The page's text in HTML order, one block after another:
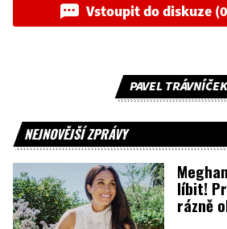
Vstoupit do diskuze
PAVEL TRÁVNÍČEK
NEJNOVĚJŠÍ ZPRÁVY
líbit!
rázně